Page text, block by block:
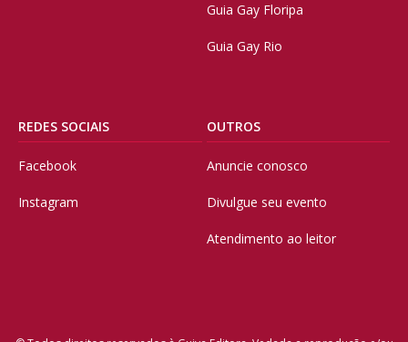
Guia Gay Floripa
Guia Gay Rio
REDES SOCIAIS
Facebook
Instagram
OUTROS
Anuncie conosco
Divulgue seu evento
Atendimento ao leitor